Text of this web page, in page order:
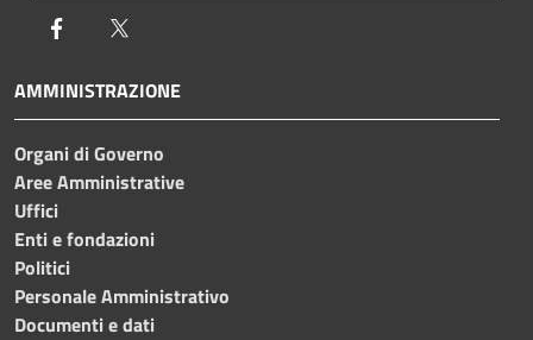
Facebook
AMMINISTRAZIONE
Organi di Governo
Aree Amministrative
Uffici
Enti e fondazioni
Politici
Personale Amministrativo
Documenti e dati